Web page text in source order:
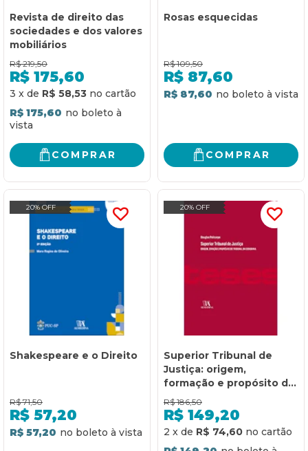
Revista de direito das
sociedades e dos valores
mobiliários
R$ 219,50
R$ 175,60
3 x de R$ 58,53
R$ 175,60
COMPRAR
Rosas esquecidas
R$ 109,50
R$ 87,60
R$ 87,60
COMPRAR
20% OFF
Shakespeare e o Direito
R$ 71,50
R$ 57,20
R$ 57,20
20% OFF
Superior Tribunal de
Justiça: origem,
formação e propósito do
tribunal da cidadania
R$ 186,50
R$ 149,20
2 x de R$ 74,60